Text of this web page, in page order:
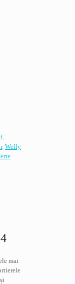
,
, Welly
mai